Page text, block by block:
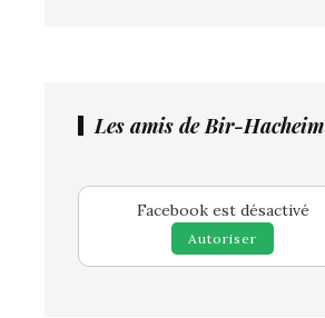
Les amis de Bir-Hacheim
Facebook est désactivé
Autoriser